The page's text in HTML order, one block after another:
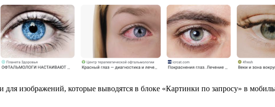
для изображений, которые выводятся в блоке «Картинки по запросу» в